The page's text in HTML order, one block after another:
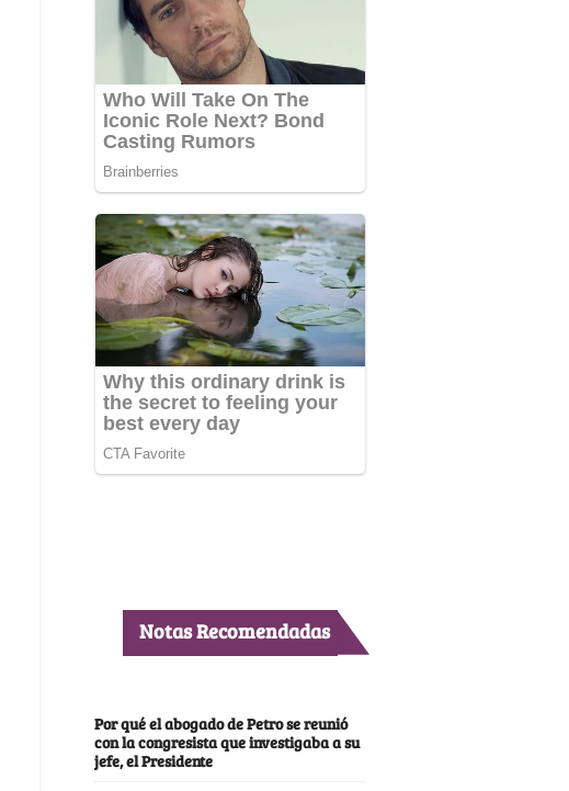
Notas Recomendadas
Por qué el abogado de Petro se reunió
con la congresista que investigaba a su
jefe, el Presidente